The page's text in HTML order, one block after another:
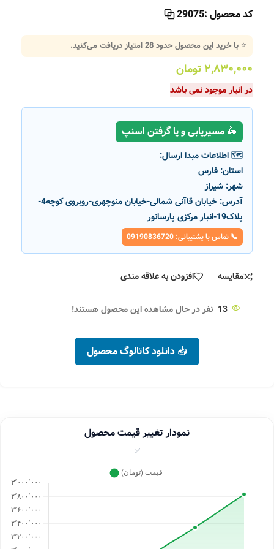
کد محصول :29075
⭐ با خرید این محصول حدود28امتیاز دریافت می‌کنید.
۲,۸۳۰,۰۰۰ تومان
در انبار موجود نمی باشد
🛵 مسیریابی و یا گرفتن اسنپ
🗺️ اطلاعات مبدا ارسال:
استان: فارس
شهر: شیراز
آدرس:
خیابان قاآنی شمالی-خیابان منوچهری-روبروی کوچه4-
پلاک19-انبار مرکزی پارسانور
📞 تماس با پشتیبانی: 09190836720
مقایسه افزودن به علاقه مندی
13 نفر در حال مشاهده این محصول هستند!
📥 دانلود کاتالوگ محصول
نمودار تغییر قیمت محصول
✅